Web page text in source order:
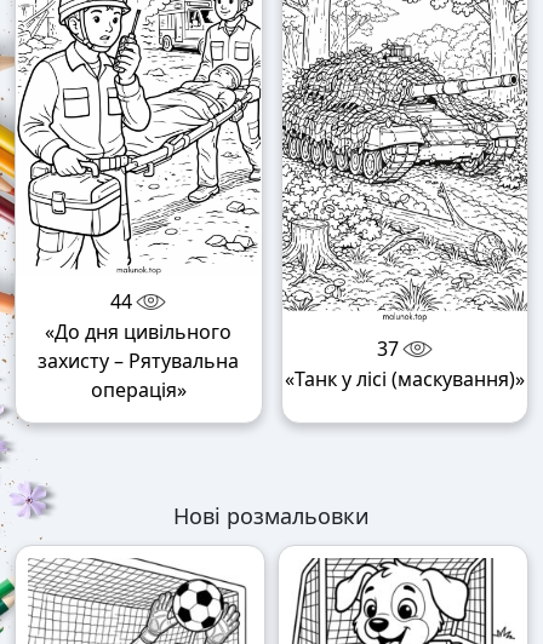
44
«До дня цивільного
захисту – Рятувальна
операція»
37
«Танк у лісі (маскування)»
Нові розмальовки